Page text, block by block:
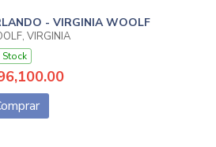
- VIRGINIA WOOLF
VIRGINIA
Stock